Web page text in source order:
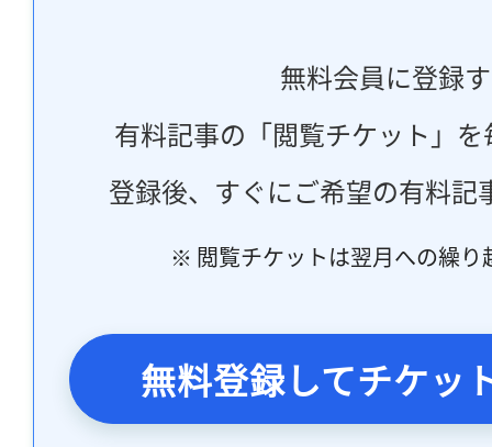
無料会員に登録
有料記事の「閲覧チケット」
登録後、すぐにご希望の有料記
※ 閲覧チケットは翌月への繰り
無料登録してチケッ